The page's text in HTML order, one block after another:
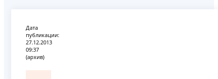
Дата
публикации:
27.12.2013
09:37
(архив)